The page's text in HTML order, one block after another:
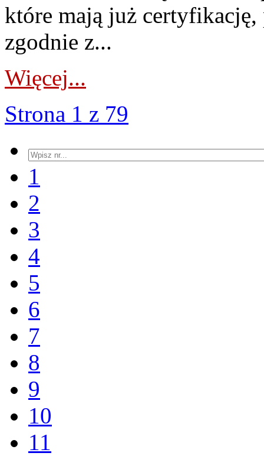
które mają już
zgodnie z...
Więcej...
Strona 1 z 79
1
2
3
4
5
6
7
8
9
10
11